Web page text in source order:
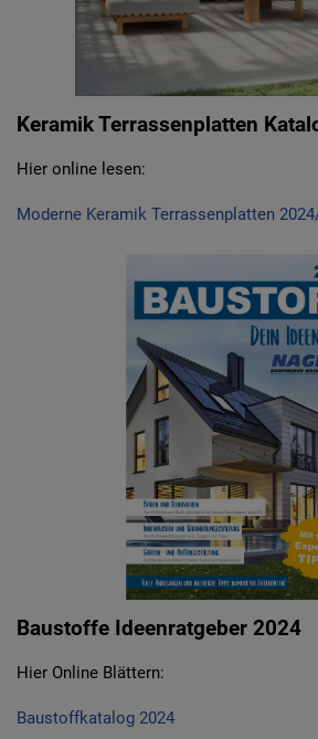
Keramik Terrassenplatten
Hier online lesen:
Moderne Keramik Terrassenplatten
Baustoffe Ideenratgeber 2024
Hier Online Blättern:
Baustoffkatalog 2024